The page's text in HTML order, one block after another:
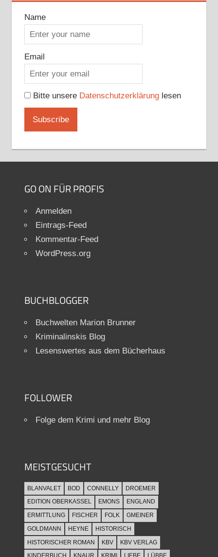
Name
Email
Bitte unsere Datenschutzerklärunglesen
GO ON FÜR PROFIS
Anmelden
Eintrags-Feed
Kommentar-Feed
WordPress.org
BUCHBLOGGER
Buchwelten Marion Brunner
Kriminalinskis Blog
Lesenswertes aus dem Bücherhaus
FOLLOWER
Folge dem Krimi und mehr Blog
MEISTGESUCHT
BLANVALET BOD CONNELLY
DROEMER
EDITION OBERKASSEL
EMONS
ENGLAND
ERMITTLUNG
FISCHER FOLK
GMEINER
GOLDMANN
HEYNE
HISTORISCH
HISTORISCHER ROMAN
KBV
KBV VERLAG